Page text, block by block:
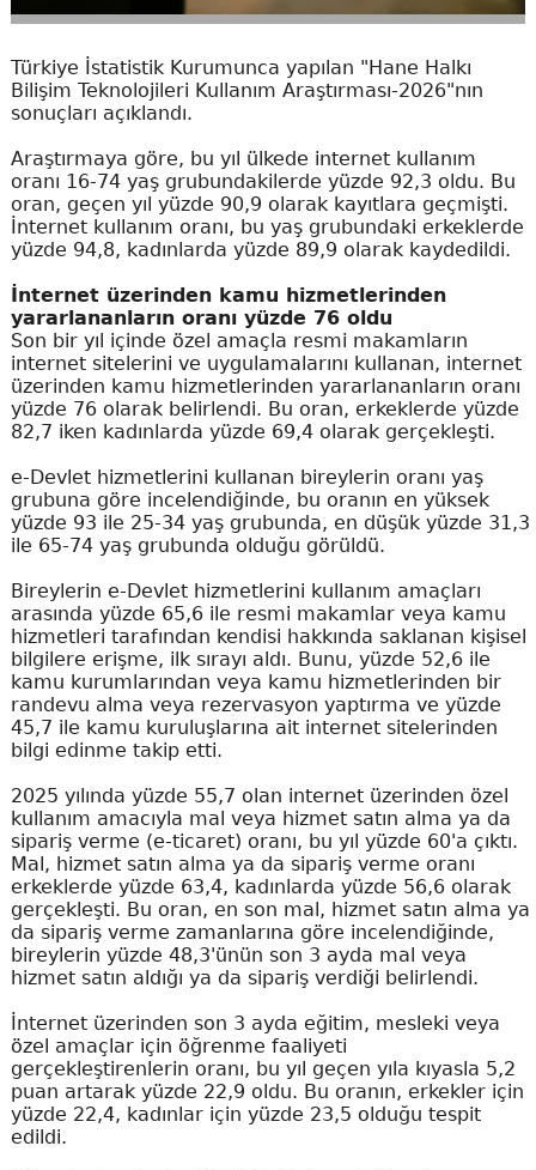
Türkiye İstatistik Kurumunca yapılan "Hane Halkı
Bilişim Teknolojileri Kullanım Araştırması-2026"nın
sonuçları açıklandı.
Araştırmaya göre, bu yıl ülkede internet kullanım
oranı 16-74 yaş grubundakilerde yüzde 92,3 oldu. Bu
oran, geçen yıl yüzde 90,9 olarak kayıtlara geçmişti.
İnternet kullanım oranı, bu yaş grubundaki erkeklerde
yüzde 94,8, kadınlarda yüzde 89,9 olarak kaydedildi.
İnternet üzerinden kamu hizmetlerinden
yararlananların oranı yüzde 76 oldu
Son bir yıl içinde özel amaçla resmi makamların
internet sitelerini ve uygulamalarını kullanan, internet
üzerinden kamu hizmetlerinden yararlananların oranı
yüzde 76 olarak belirlendi. Bu oran, erkeklerde yüzde
82,7 iken kadınlarda yüzde 69,4 olarak gerçekleşti.
e-Devlet hizmetlerini kullanan bireylerin oranı yaş
grubuna göre incelendiğinde, bu oranın en yüksek
yüzde 93 ile 25-34 yaş grubunda, en düşük yüzde 31,3
ile 65-74 yaş grubunda olduğu görüldü.
Bireylerin e-Devlet hizmetlerini kullanım amaçları
arasında yüzde 65,6 ile resmi makamlar veya kamu
hizmetleri tarafından kendisi hakkında saklanan kişisel
bilgilere erişme, ilk sırayı aldı. Bunu, yüzde 52,6 ile
kamu kurumlarından veya kamu hizmetlerinden bir
randevu alma veya rezervasyon yaptırma ve yüzde
45,7 ile kamu kuruluşlarına ait internet sitelerinden
bilgi edinme takip etti.
2025 yılında yüzde 55,7 olan internet üzerinden özel
kullanım amacıyla mal veya hizmet satın alma ya da
sipariş verme (e-ticaret) oranı, bu yıl yüzde 60'a çıktı.
Mal, hizmet satın alma ya da sipariş verme oranı
erkeklerde yüzde 63,4, kadınlarda yüzde 56,6 olarak
gerçekleşti. Bu oran, en son mal, hizmet satın alma ya
da sipariş verme zamanlarına göre incelendiğinde,
bireylerin yüzde 48,3'ünün son 3 ayda mal veya
hizmet satın aldığı ya da sipariş verdiği belirlendi.
İnternet üzerinden son 3 ayda eğitim, mesleki veya
özel amaçlar için öğrenme faaliyeti
gerçekleştirenlerin oranı, bu yıl geçen yıla kıyasla 5,2
puan artarak yüzde 22,9 oldu. Bu oranın, erkekler için
yüzde 22,4, kadınlar için yüzde 23,5 olduğu tespit
edildi.